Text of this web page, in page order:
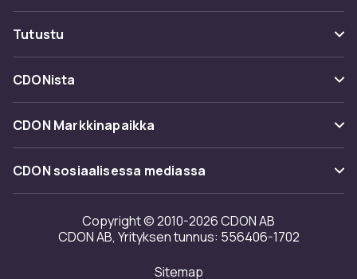
Seuraa pakettia
Ota yhteyttä
Maksuvaihtoehdot
Toimitus
Takaisinvedot
Tutustu
Kategoriat
Tuotemerkit
CDONista
Tietoa meistä
Asiakasarvionnit
Investor relations
Saavutettavuusseloste
CDON Markkinapaikka
Merchant Help Center
CDON sosiaalisessa mediassa
Copyright © 2010-2026 CDON AB
CDON AB, Yrityksen tunnus: 556406-1702
Sitemap